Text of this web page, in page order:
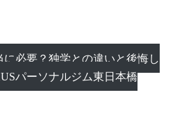
必要？独学との違いと後悔し
パーソナルジム東日本橋